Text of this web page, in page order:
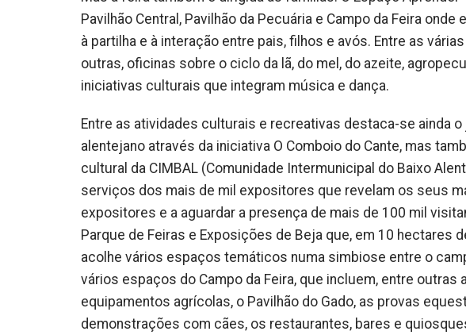
Pavilhão Central, Pavilhão da Pecuária e Campo da Feira
à partilha e à interação entre pais, filhos e avós. Entre as
outras, oficinas sobre o ciclo da lã, do mel, do azeite,
iniciativas culturais que integram música e dança.
Entre as atividades culturais e recreativas destaca-se ainda
alentejano através da iniciativa O Comboio do Cante, mas
cultural da CIMBAL (Comunidade Intermunicipal do Baixo
serviços dos mais de mil expositores que revelam os seus
expositores e a aguardar a presença de mais de 100 mil
Parque de Feiras e Exposições de Beja que, em 10
acolhe vários espaços temáticos numa simbiose entre o
vários espaços do Campo da Feira, que incluem, entre
equipamentos agrícolas, o Pavilhão do Gado, as provas
demonstrações com cães, os restaurantes, bares e